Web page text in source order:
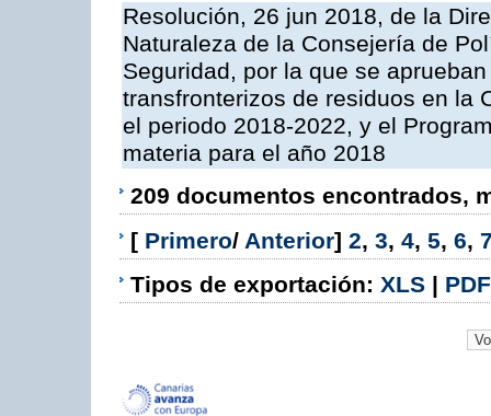
Resolución, 26 jun 2018, de la
Naturaleza de la Consejería de
Seguridad, por la que se
transfronterizos de residuos en la
el periodo 2018-2022, y el
materia para el año 2018
209 documentos encontrados,
[ Primero/ Anterior] 2, 3, 4, 5, 6,
Tipos de exportación: XLS | PDF